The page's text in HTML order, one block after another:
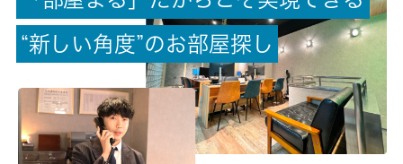
-/-
有/-
保険名/保険期間
“新 し い角 度”のお部屋探 し